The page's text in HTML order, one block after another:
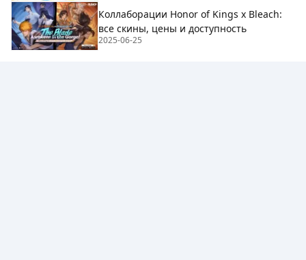
Коллаборации Honor of Kings x Bleach:
все скины, цены и доступность
2025-06-25